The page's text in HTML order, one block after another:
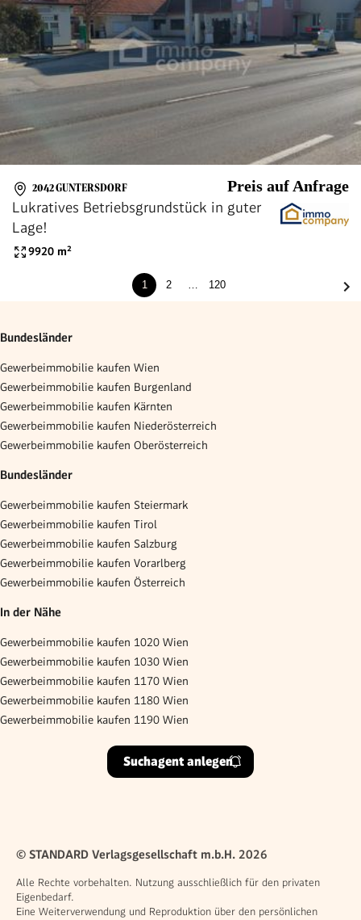
2042 GUNTERSDORF Preis auf Anfrage
Lukratives Betriebsgrundstück in guter
Lage!
9920 m²
1 2 120
Bundesländer
Gewerbeimmobilie kaufen Wien
Gewerbeimmobilie kaufen Burgenland
Gewerbeimmobilie kaufen Kärnten
Gewerbeimmobilie kaufen Niederösterreich
Gewerbeimmobilie kaufen Oberösterreich
Bundesländer
Gewerbeimmobilie kaufen Steiermark
Gewerbeimmobilie kaufen Tirol
Gewerbeimmobilie kaufen Salzburg
Gewerbeimmobilie kaufen Vorarlberg
Gewerbeimmobilie kaufen Österreich
In der Nähe
Gewerbeimmobilie kaufen 1020 Wien
Gewerbeimmobilie kaufen 1030 Wien
Gewerbeimmobilie kaufen 1170 Wien
Gewerbeimmobilie kaufen 1180 Wien
Gewerbeimmobilie kaufen 1190 Wien
Suchagent anlegen
© STANDARD Verlagsgesellschaft m.b.H. 2026
Alle Rechte vorbehalten. Nutzung ausschließlich für den privaten
Eigenbedarf.
Eine Weiterverwendung und Reproduktion über den persönlichen